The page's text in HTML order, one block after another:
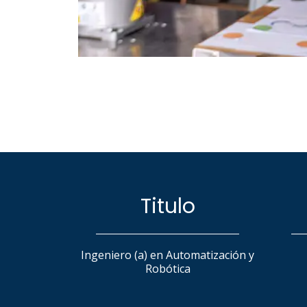
Titulo
Ingeniero (a) en Automatización y
Robótica